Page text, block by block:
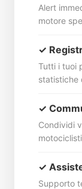
Alert
motore
✓
Tutti i tuoi
statistiche
✓
Condividi
✓
Supporto